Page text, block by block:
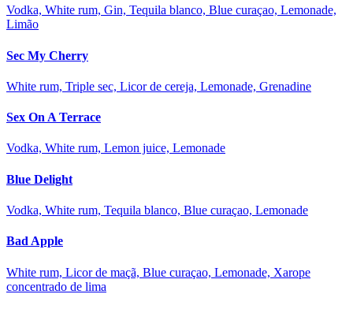
Vodka, White rum, Gin, Tequila blanco, Blue curaçao, Lemonade,
Limão
Sec My Cherry
White rum, Triple sec, Licor de cereja, Lemonade, Grenadine
Sex On A Terrace
Vodka, White rum, Lemon juice, Lemonade
Blue Delight
Vodka, White rum, Tequila blanco, Blue curaçao, Lemonade
Bad Apple
White rum, Licor de maçã, Blue curaçao, Lemonade, Xarope
concentrado de lima